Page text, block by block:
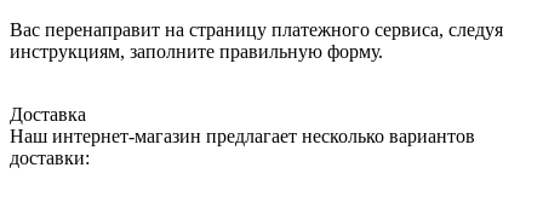
Вас перенаправит на страницу платежного сервиса, следуя
инструкциям, заполните правильную форму.
Доставка
Наш интернет-магазин предлагает несколько вариантов
доставки: